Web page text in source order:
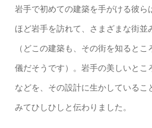
岩手で初めての建築を手がける彼ら
ほど岩手を訪れて、さまざまな街並
（どこの建築も、その街を知ると
儀だそうです）。岩手の美しいとこ
などを、その設計に生かしているこ
みてひしひしと伝わりました。